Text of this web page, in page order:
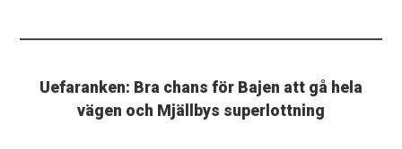
Uefaranken: Bra chans för Bajen att gå hela
vägen och Mjällbys superlottning